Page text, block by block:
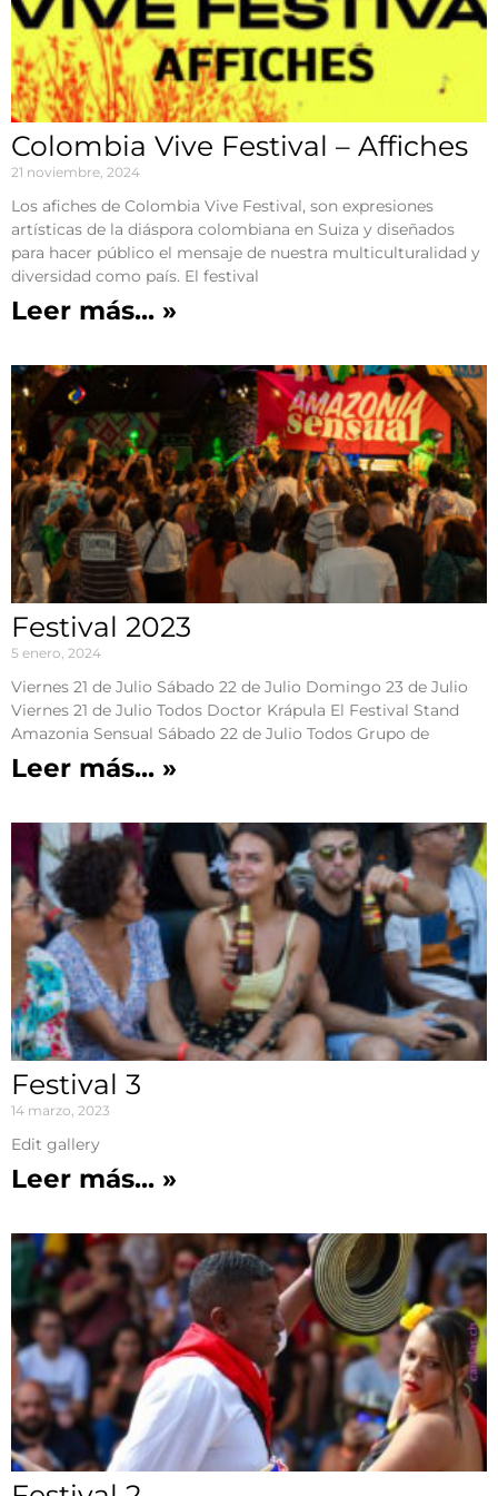
Colombia Vive Festival – Affiches
21 noviembre, 2024
Los afiches de Colombia Vive Festival, son expresiones
artísticas de la diáspora colombiana en Suiza y diseñados
para hacer público el mensaje de nuestra multiculturalidad y
diversidad como país. El festival
Leer más... »
Festival 2023
5 enero, 2024
Viernes 21 de Julio Sábado 22 de Julio Domingo 23 de Julio
Viernes 21 de Julio Todos Doctor Krápula El Festival Stand
Amazonia Sensual Sábado 22 de Julio Todos Grupo de
Leer más... »
Festival 3
14 marzo, 2023
Edit gallery
Leer más... »